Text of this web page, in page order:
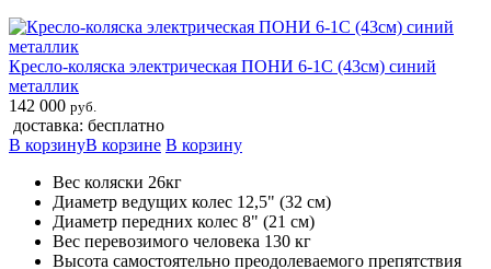
Кресло-коляска электрическая ПОНИ 6-1С (43см) синий
металлик
142 000 руб.
доставка: бесплатно
В корзинуВ корзине В корзину
Вес коляски 26кг
Диаметр ведущих колес 12,5" (32 см)
Диаметр передних колес 8" (21 см)
Вес перевозимого человека 130 кг
Высота самостоятельно преодолеваемого препятствия